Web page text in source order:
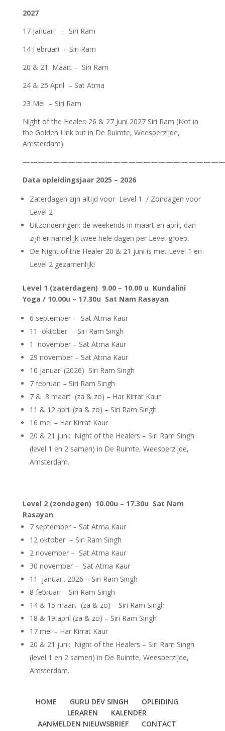
2027
17 Januari – Siri Ram
14 Februari – Siri Ram
20 & 21 Maart – Siri Ram
24 & 25 April – Sat Atma
23 Mei – Siri Ram
Night of the Healer: 26 & 27 Juni 2027 Siri Ram (Not in
the Golden Link but in De Ruimte, Weesperzijde,
Amsterdam)
Data opleidingsjaar 2025 – 2026
Zaterdagen zijn altijd voor Level 1 / Zondagen voor
Level 2
Uitzonderingen: de weekends in maart en april, dan
zijn er namelijk twee hele dagen per Level-groep.
De Night of the Healer 20 & 21 juni is met Level 1 en
Level 2 gezamenlijk!
Level 1 (zaterdagen) 9.00 – 10.00 u Kundalini
Yoga / 10.00u – 17.30u Sat Nam Rasayan
6 september – Sat Atma Kaur
11 oktober – Siri Ram Singh
1 november – Sat Atma Kaur
29 november – Sat Atma Kaur
10 januari (2026) Siri Ram Singh
7 februari – Siri Ram Singh
7 & 8 maart (za & zo) – Har Kirrat Kaur
11 & 12 april (za & zo) – Siri Ram Singh
16 mei – Har Kirrat Kaur
20 & 21 juni: Night of the Healers – Siri Ram Singh
(level 1 en 2 samen) in De Ruimte, Weesperzijde,
Amsterdam.
Level 2 (zondagen) 10.00u – 17.30u Sat Nam
Rasayan
7 september – Sat Atma Kaur
12 oktober – Siri Ram Singh
2 november – Sat Atma Kaur
30 november – Sat Atma Kaur
11 januari. 2026 – Siri Ram Singh
8 februari – Siri Ram Singh
14 & 15 maart (za & zo) – Siri Ram Singh
18 & 19 april (za & zo) – Siri Ram Singh
17 mei – Har Kirrat Kaur
20 & 21 juni: Night of the Healers – Siri Ram Singh
(level 1 en 2 samen) in De Ruimte, Weesperzijde,
Amsterdam.
HOME GURU DEV SINGH
OPLEIDING
LERAREN
KALENDER
AANMELDEN NIEUWSBRIEF
CONTACT